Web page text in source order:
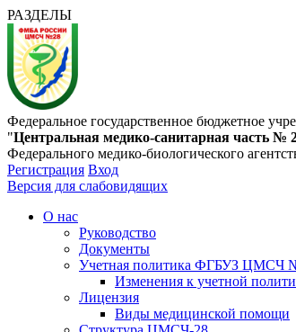
РАЗДЕЛЫ
Федеральное государственное бюджетное
"Центральная медико-санитарная часть №
Федерального медико-биологического
Регистрация Вход
Версия для слабовидящих
О нас
Руководство
Документы
Учетная политика ФГБУЗ ЦМСЧ
Изменения к учетной
Лицензия
Виды медицинской помощи